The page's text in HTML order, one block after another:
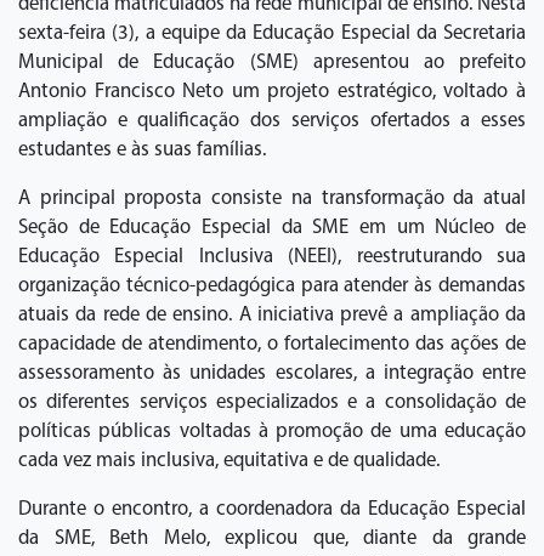
deficiência matriculados na rede municipal de ensino. Nesta
sexta-feira (3), a equipe da Educação Especial da Secretaria
Municipal de Educação (SME) apresentou ao prefeito
Antonio Francisco Neto um projeto estratégico, voltado à
ampliação e qualificação dos serviços ofertados a esses
estudantes e às suas famílias.
A principal proposta consiste na transformação da atual
Seção de Educação Especial da SME em um Núcleo de
Educação Especial Inclusiva (NEEI), reestruturando sua
organização técnico-pedagógica para atender às demandas
atuais da rede de ensino. A iniciativa prevê a ampliação da
capacidade de atendimento, o fortalecimento das ações de
assessoramento às unidades escolares, a integração entre
os diferentes serviços especializados e a consolidação de
políticas públicas voltadas à promoção de uma educação
cada vez mais inclusiva, equitativa e de qualidade.
Durante o encontro, a coordenadora da Educação Especial
da SME, Beth Melo, explicou que, diante da grande